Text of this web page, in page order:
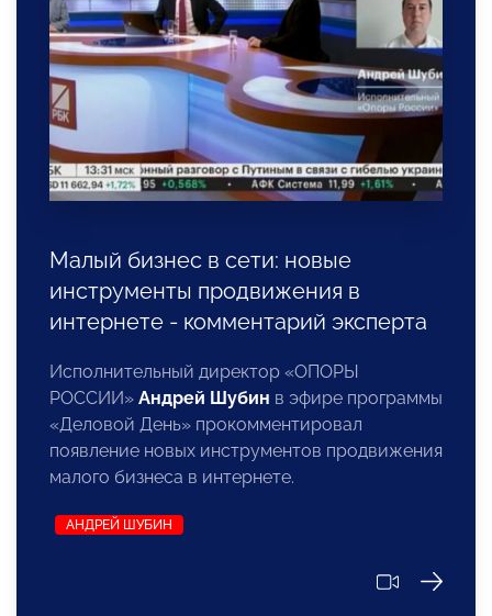
Малый бизнес в сети: новые
инструменты продвижения в
интернете - комментарий эксперта
Исполнительный директор «ОПОРЫ
РОССИИ» Андрей Шубин в эфире программы
«Деловой День» прокомментировал
появление новых инструментов продвижения
малого бизнеса в интернете.
АНДРЕЙ ШУБИН